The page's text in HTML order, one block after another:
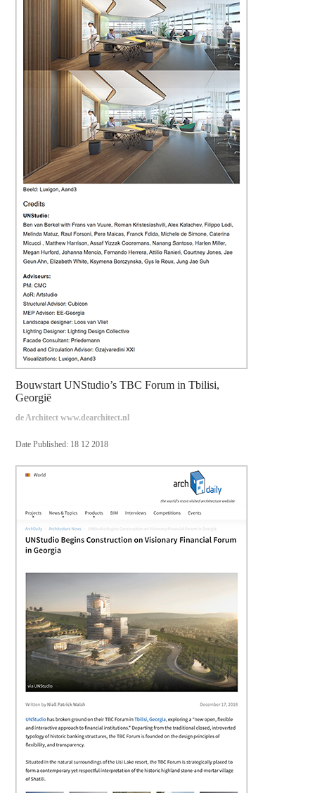
Bouwstart UNStudio’s TBC Forum in Tbilisi,
Georgië
de Architect www.dearchitect.nl
Date Published: 18 12 2018